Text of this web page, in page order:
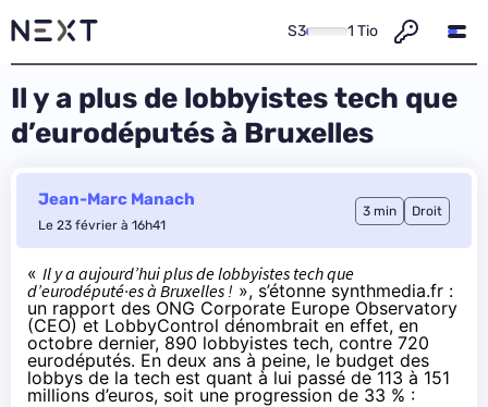
S3 1 Tio
Il y a plus de lobbyistes tech que
d’eurodéputés à Bruxelles
Jean-Marc Manach
Le 23 février à 16h41
3 min Droit
« Il y a aujourd’hui plus de lobbyistes tech que
d’eurodéputé·es à Bruxelles ! », s’étonne synthmedia.fr :
un rapport des ONG Corporate Europe Observatory
(CEO) et LobbyControl dénombrait en effet, en
octobre dernier, 890 lobbyistes tech, contre 720
eurodéputés. En deux ans à peine, le budget des
lobbysde la tech est quant à lui passé de 113 à 151
millions d’euros, soit une progression de 33 % :